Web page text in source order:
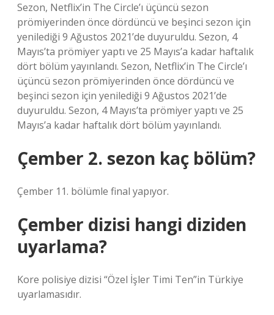
Sezon, Netflix’in The Circle’ı üçüncü sezon
prömiyerinden önce dördüncü ve beşinci sezon için
yenilediği 9 Ağustos 2021’de duyuruldu. Sezon, 4
Mayıs’ta prömiyer yaptı ve 25 Mayıs’a kadar haftalık
dört bölüm yayınlandı. Sezon, Netflix’in The Circle’ı
üçüncü sezon prömiyerinden önce dördüncü ve
beşinci sezon için yenilediği 9 Ağustos 2021’de
duyuruldu. Sezon, 4 Mayıs’ta prömiyer yaptı ve 25
Mayıs’a kadar haftalık dört bölüm yayınlandı.
Çember 2. sezon kaç bölüm?
Çember 11. bölümle final yapıyor.
Çember dizisi hangi diziden
uyarlama?
Kore polisiye dizisi “Özel İşler Timi Ten”in Türkiye
uyarlamasıdır.